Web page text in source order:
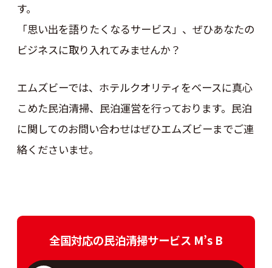
す。
「思い出を語りたくなるサービス」、ぜひあなたの
ビジネスに取り入れてみませんか？
エムズビーでは、ホテルクオリティをベースに真心
こめた民泊清掃、民泊運営を行っております。民泊
に関してのお問い合わせはぜひエムズビーまでご連
絡くださいませ。
全国対応の民泊清掃サービス M’s B